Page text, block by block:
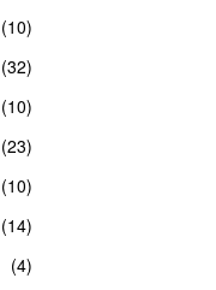
(10)
(32)
(10)
(23)
(10)
(14)
(4)